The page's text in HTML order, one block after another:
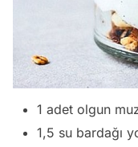
1 adet olgun
1,5 su bardağı